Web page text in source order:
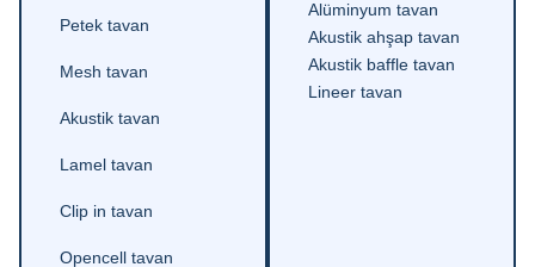
Petek tavan
Mesh tavan
Akustik tavan
Lamel tavan
Clip in tavan
Opencell tavan
Alüminyum tavan
Akustik ahşap tavan
Akustik baffle tavan
Lineer tavan